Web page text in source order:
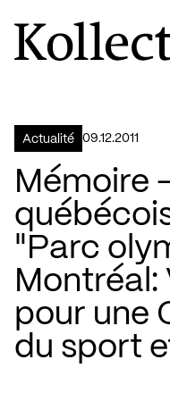
Aller à la page d'accueil
Logo Kollectif
Actualité 09.12.2011
Mémoire
"Parc
Montréal:
pour une
du sport